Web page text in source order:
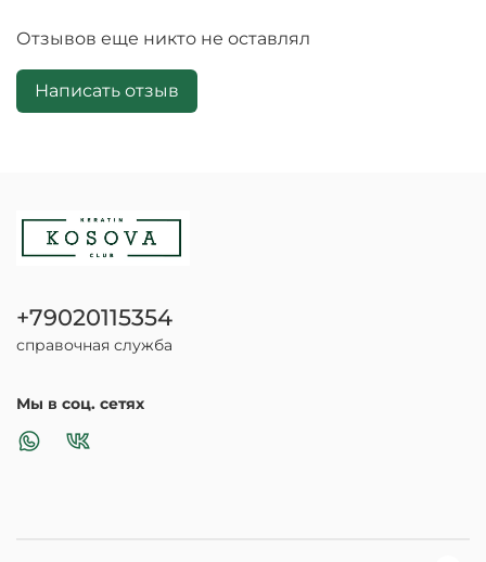
Отзывов еще никто не оставлял
Написать отзыв
+79020115354
справочная служба
Мы в соц. сетях